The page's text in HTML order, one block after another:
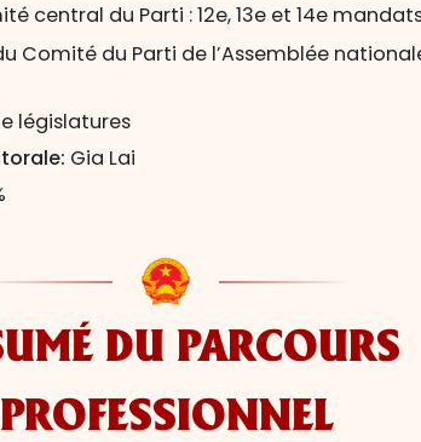
central du Parti : 12e, 13e et 14e
Comité du Parti de l’Assemblée
législatures
Gia Lai
DU PARCOURS
PROFESSIONNEL